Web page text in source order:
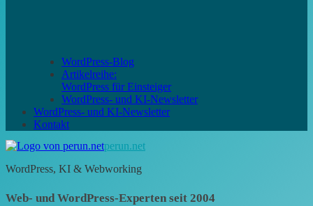
WordPress-Blog
Artikelreihe:
WordPress für Einsteiger
WordPress- und KI-Newsletter
WordPress- und KI-Newsletter
Kontakt
perun.net
WordPress, KI & Webworking
Web- und WordPress-Experten seit 2004